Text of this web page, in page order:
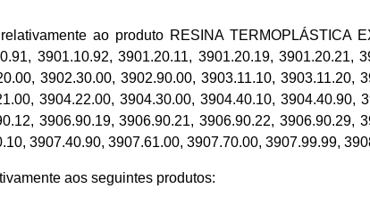
ao produto RESINA TERMOPLÁSTICA
3901.10.92, 3901.20.11, 3901.20.19, 3901.20.21,
3902.30.00, 3902.90.00, 3903.11.10, 3903.11.20,
3904.22.00, 3904.30.00, 3904.40.10, 3904.40.90,
3906.90.19, 3906.90.21, 3906.90.22, 3906.90.29,
3907.40.90, 3907.61.00, 3907.70.00, 3907.99.99,
aos seguintes produtos: